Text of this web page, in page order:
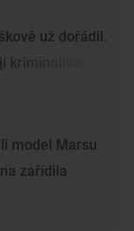
už dořádil.
kriminalisté
model Marsu
zařídila